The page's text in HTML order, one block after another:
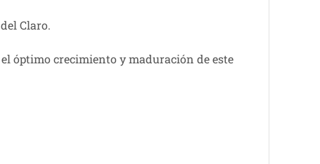
Claro.
óptimo crecimiento y maduración de este